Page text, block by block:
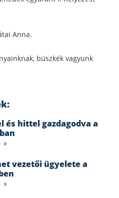
Anna.
büszkék vagyunk
és hittel gazdagodva a
vezetői ügyelete a